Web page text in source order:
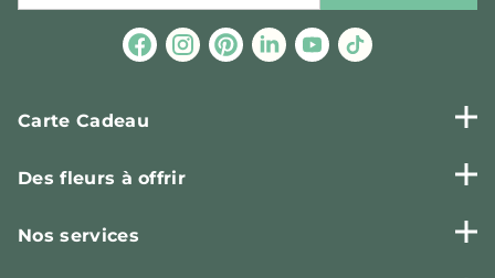
Carte Cadeau
Des fleurs à offrir
Nos services